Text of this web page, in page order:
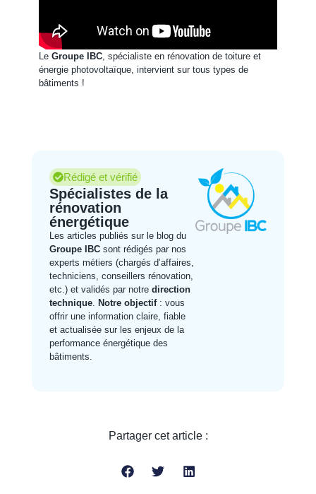
Le Groupe IBC, spécialiste en rénovation de toiture et
énergie photovoltaïque, intervient sur tous types de
bâtiments !
Rédigé et vérifié
Spécialistes de la
rénovation
énergétique
Les articles publiés sur le blog du
Groupe IBCsont rédigés par nos
experts métiers (chargés d’affaires,
techniciens, conseillers rénovation,
etc.) et validés par notre direction
technique. Notre objectif: vous
offrir une information claire, fiable
et actualisée sur les enjeux de la
performance énergétique des
bâtiments.
Partager cet article :